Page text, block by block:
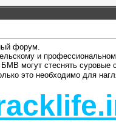
форум.
и
могут стеснять
это необходимо для